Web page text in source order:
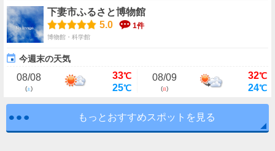
下妻市ふるさと博物館
5.0
1件
博物館・科学館
今週末の天気
08/08
(土)
33℃
25℃
08/09
(日)
32℃
24℃
もっとおすすめスポットを見る